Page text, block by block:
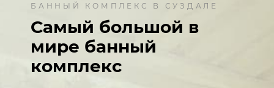
БАННЫЙ КОМПЛЕКС В СУЗДАЛЕ
Самый большой в
мире банный
комплекс